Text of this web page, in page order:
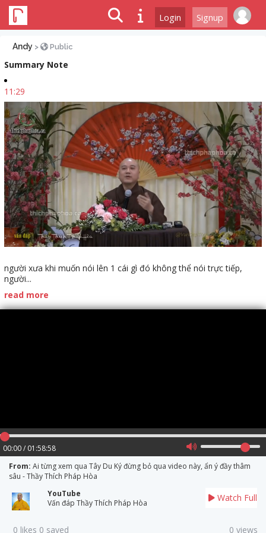
Login Signup
Andy > Public
Summary Note
11:29
người xưa khi muốn nói lên 1 cái gì đó không thể nói trực tiếp,
người...
read more
00:00 / 01:58:58
From: Ai từng xem qua Tây Du Ký đừng bỏ qua video này, ẩn ý đầy thâm
sâu - Thầy Thích Pháp Hòa
YouTube
Vấn đáp Thầy Thích Pháp Hòa
Watch Full
0 likes 0 saved 0 views